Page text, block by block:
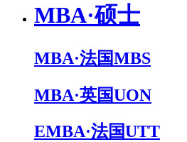
MBA·硕士
MBA·法国MBS
MBA·英国UON
EMBA·法国UTT